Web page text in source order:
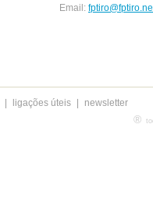
Email:
ligações úteis newsletter
®